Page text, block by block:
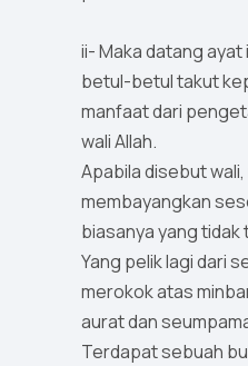
ii- Maka datang
betul-betul takut
manfaat dari
wali Allah.
Apabila disebut
membayangkan
biasanya yang
Yang pelik lagi dari
merokok atas
aurat dan
Terdapat sebuah